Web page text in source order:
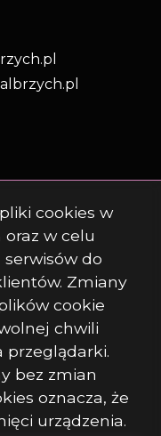
cookies w
w celu
do
Zmiany
cookie
chwili
przeglądarki.
bez zmian
oznacza, że
urządzenia.